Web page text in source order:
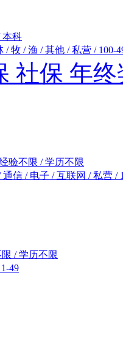
本科
/ 牧 / 渔 / 其他 / 私营 / 100-
社保 年终
验不限 / 学历不限
通信 / 电子 / 互联网 / 私营 /
/ 学历不限
49